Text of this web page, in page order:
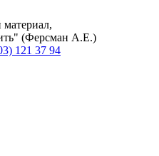
(Ферсман А.Е.)
121 37 94